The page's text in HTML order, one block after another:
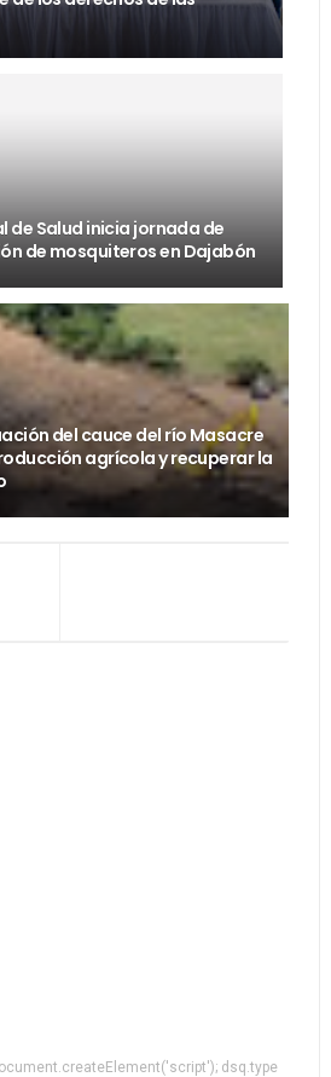
de Salud inicia jornada de
de mosquiteros en Dajabón
del cauce del río Masacre
agrícola y recuperar la
dsq.type